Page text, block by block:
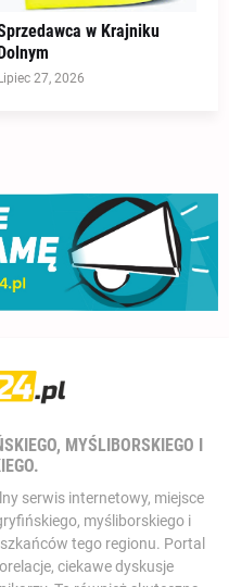
w Krajniku
Lipiec 27, 2026
MYŚLIBORSKIEGO I
serwis internetowy, miejsce
myśliborskiego i
tego regionu. Portal
ciekawe dyskusje